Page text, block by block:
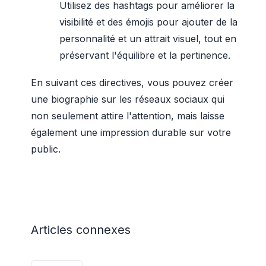
Utilisez des hashtags pour améliorer la
visibilité et des émojis pour ajouter de la
personnalité et un attrait visuel, tout en
préservant l'équilibre et la pertinence.
En suivant ces directives, vous pouvez créer
une biographie sur les réseaux sociaux qui
non seulement attire l'attention, mais laisse
également une impression durable sur votre
public.
Articles connexes